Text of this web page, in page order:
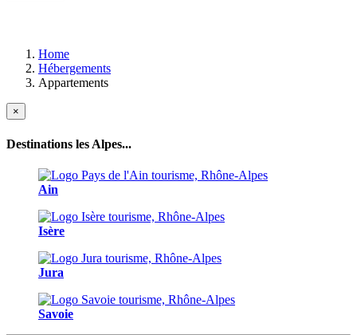
Home
Hébergements
Appartements
×
Destinations les Alpes...
Ain
Isère
Jura
Savoie